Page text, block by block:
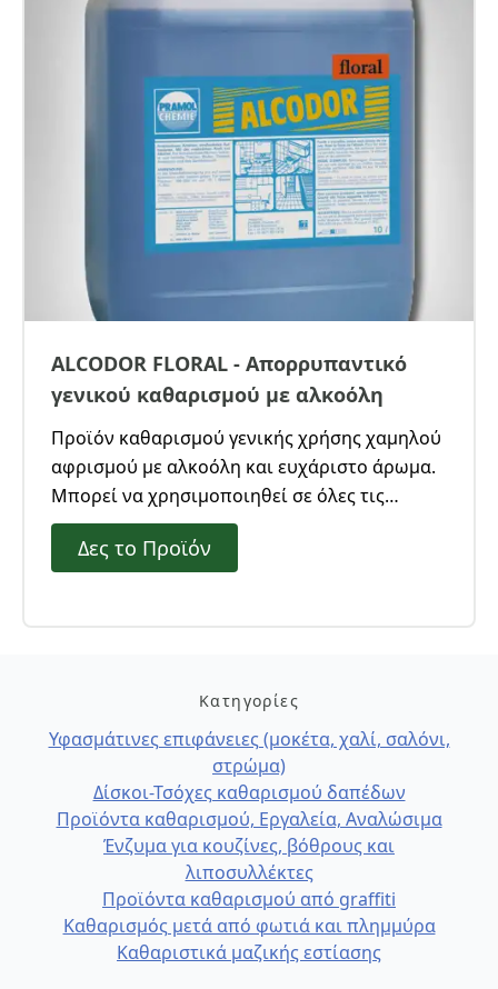
ALCODOR FLORAL - Απορρυπαντικό
γενικού καθαρισμού με αλκοόλη
Προϊόν καθαρισμού γενικής χρήσης χαμηλού
αφρισμού με αλκοόλη και ευχάριστο άρωμα.
Μπορεί να χρησιμοποιηθεί σε όλες τις
ανθεκτικές στο νερό επιφάνειες. Στεγνώνει
χωρίς να αφήνει γραμμές και σημάδια, με
Δες το Προϊόν
Κατηγορίες
Υφασμάτινες επιφάνειες (μοκέτα, χαλί, σαλόνι,
στρώμα)
Δίσκοι-Τσόχες καθαρισμού δαπέδων
Προϊόντα καθαρισμού, Εργαλεία, Αναλώσιμα
Ένζυμα για κουζίνες, βόθρους και
λιποσυλλέκτες
Προϊόντα καθαρισμού από graffiti
Καθαρισμός μετά από φωτιά και πλημμύρα
Καθαριστικά μαζικής εστίασης